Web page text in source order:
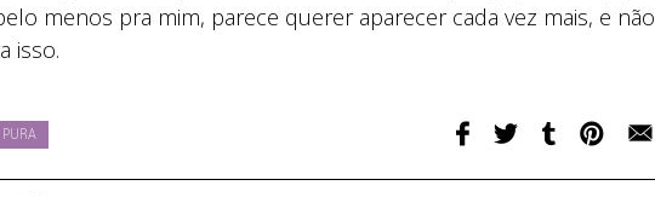
menos pra mim, parece querer aparecer cada vez mais, e não
isso.
PURA